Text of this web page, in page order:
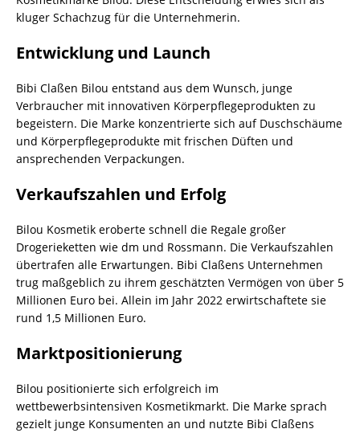
kluger Schachzug für die Unternehmerin.
Entwicklung und Launch
Bibi Claßen Bilou entstand aus dem Wunsch, junge
Verbraucher mit innovativen Körperpflegeprodukten zu
begeistern. Die Marke konzentrierte sich auf Duschschäume
und Körperpflegeprodukte mit frischen Düften und
ansprechenden Verpackungen.
Verkaufszahlen und Erfolg
Bilou Kosmetik eroberte schnell die Regale großer
Drogerieketten wie dm und Rossmann. Die Verkaufszahlen
übertrafen alle Erwartungen. Bibi Claßens Unternehmen
trug maßgeblich zu ihrem geschätzten Vermögen von über 5
Millionen Euro bei. Allein im Jahr 2022 erwirtschaftete sie
rund 1,5 Millionen Euro.
Marktpositionierung
Bilou positionierte sich erfolgreich im
wettbewerbsintensiven Kosmetikmarkt. Die Marke sprach
gezielt junge Konsumenten an und nutzte Bibi Claßens